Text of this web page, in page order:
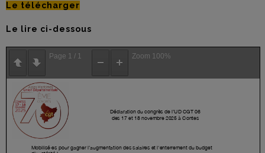
Le télécharger
Le lire ci-dessous
Page 1 / 1 Zoom 100%